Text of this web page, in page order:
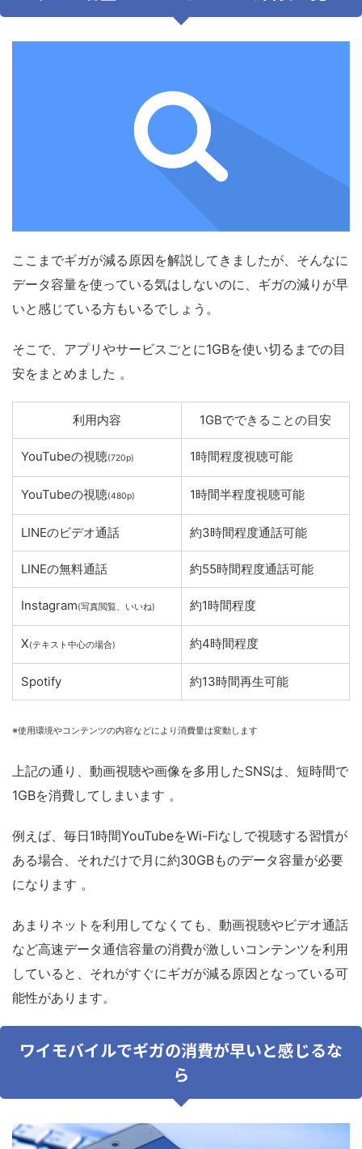
ここまでギガが減る原因を解説してきましたが、そんなに
データ容量を使っている気はしないのに、ギガの減りが早
いと感じている方もいるでしょう。
そこで、アプリやサービスごとに1GBを使い切るまでの目
安をまとめました 。
利用内容 1GBでできることの目安
YouTubeの視聴(720p) 1時間程度視聴可能
YouTubeの視聴(480p) 1時間半程度視聴可能
LINEのビデオ通話 約3時間程度通話可能
LINEの無料通話 約55時間程度通話可能
Instagram(写真閲覧、いいね) 約1時間程度
X(テキスト中心の場合) 約4時間程度
Spotify 約13時間再生可能
※使用環境やコンテンツの内容などにより消費量は変動します
上記の通り、動画視聴や画像を多用したSNSは、短時間で
1GBを消費してしまいます 。
例えば、毎日1時間YouTubeをWi-Fiなしで視聴する習慣が
ある場合、それだけで月に約30GBものデータ容量が必要
になります 。
あまりネットを利用してなくても、動画視聴やビデオ通話
など高速データ通信容量の消費が激しいコンテンツを利用
していると、それがすぐにギガが減る原因となっている可
能性があります。
ワイモバイルでギガの消費が早いと感じるな
ら